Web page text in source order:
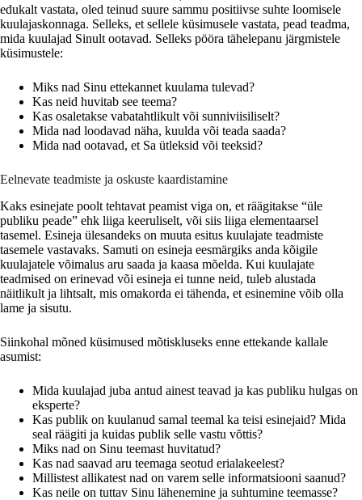
edukalt vastata, oled teinud suure sammu positiivse suhte loomisele
kuulajaskonnaga. Selleks, et sellele küsimusele vastata, pead teadma,
mida kuulajad Sinult ootavad. Selleks pööra tähelepanu järgmistele
küsimustele:
Miks nad Sinu ettekannet kuulama tulevad?
Kas neid huvitab see teema?
Kas osaletakse vabatahtlikult või sunniviisiliselt?
Mida nad loodavad näha, kuulda või teada saada?
Mida nad ootavad, et Sa ütleksid või teeksid?
Eelnevate teadmiste ja oskuste kaardistamine
Kaks esinejate poolt tehtavat peamist viga on, et räägitakse “üle
publiku peade” ehk liiga keeruliselt, või siis liiga elementaarsel
tasemel. Esineja ülesandeks on muuta esitus kuulajate teadmiste
tasemele vastavaks. Samuti on esineja eesmärgiks anda kõigile
kuulajatele võimalus aru saada ja kaasa mõelda. Kui kuulajate
teadmised on erinevad või esineja ei tunne neid, tuleb alustada
näitlikult ja lihtsalt, mis omakorda ei tähenda, et esinemine võib olla
lame ja sisutu.
Siinkohal mõned küsimused mõtiskluseks enne ettekande kallale
asumist:
Mida kuulajad juba antud ainest teavad ja kas publiku hulgas on
eksperte?
Kas publik on kuulanud samal teemal ka teisi esinejaid? Mida
seal räägiti ja kuidas publik selle vastu võttis?
Miks nad on Sinu teemast huvitatud?
Kas nad saavad aru teemaga seotud erialakeelest?
Millistest allikatest nad on varem selle informatsiooni saanud?
Kas neile on tuttav Sinu lähenemine ja suhtumine teemasse?